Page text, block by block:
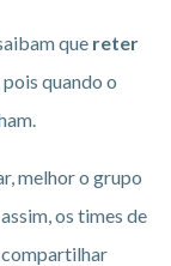
que reter
, pois quando o
melhor o grupo
os times de